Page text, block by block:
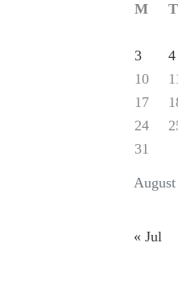
M T
3
4
10
17
24
31
« Jul